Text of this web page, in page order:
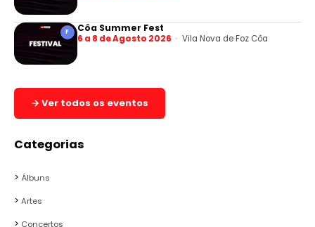
F Côa Summer Fest
6 a 8 de Agosto 2026 Vila Nova de Foz Côa
→ Ver todos os eventos
Categorias
Álbuns
Artes
Concertos